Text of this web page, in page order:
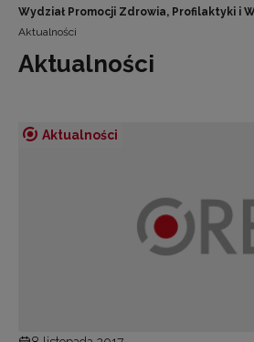
Wydział Promocji Zdrowia, Profilaktyki i
Aktualności
Aktualności
Aktualności